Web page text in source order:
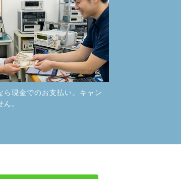
ら現金でのお支払い。キャン
。